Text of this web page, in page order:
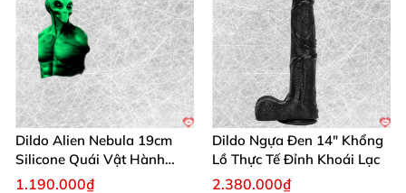
Dildo Alien Nebula 19cm
Silicone Quái Vật Hành
Tinh
1.190.000₫
Dildo Ngựa Đen 14" Khổng
Lồ Thực Tế Đỉnh Khoái Lạc
2.380.000₫